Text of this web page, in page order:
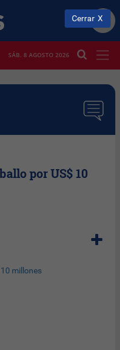
SÁB. 8 AGOSTO 2026
por US$ 10
Cerrar